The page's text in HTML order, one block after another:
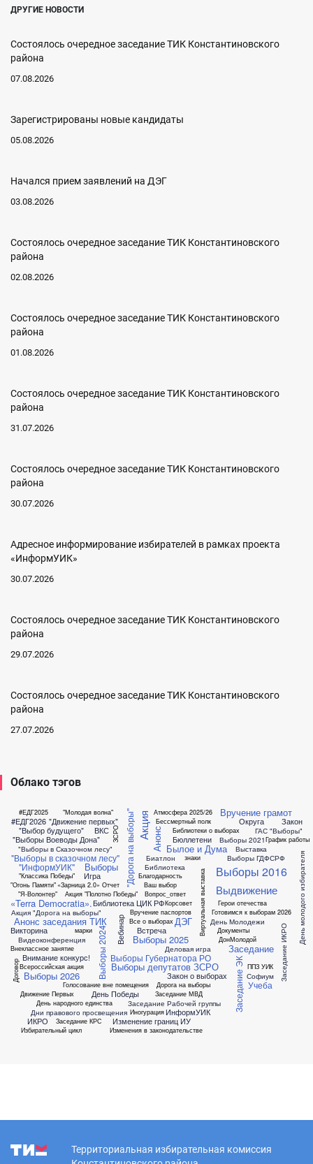
ДРУГИЕ НОВОСТИ
Состоялось очередное заседание ТИК Константиновского
района
07.08.2026
Зарегистрированы новые кандидаты
05.08.2026
Начался прием заявлений на ДЭГ
03.08.2026
Состоялось очередное заседание ТИК Константиновского
района
02.08.2026
Состоялось очередное заседание ТИК Константиновского
района
01.08.2026
Состоялось очередное заседание ТИК Константиновского
района
31.07.2026
Состоялось очередное заседание ТИК Константиновского
района
30.07.2026
Адресное информирование избирателей в рамках проекта
«ИнформУИК»
30.07.2026
Состоялось очередное заседание ТИК Константиновского
района
29.07.2026
Состоялось очередное заседание ТИК Константиновского
района
27.07.2026
Облако тэгов
#ЕДГ2025
#ЕДГ2026
"Выбор будущего"
"Выборы Воеводы Дона"
"Выборы в Сказочном лесу"
"Выборы в сказочном лесу"
"Движение первых" "Дорога на выборы"
"ИнформУИК"
"Классика Победы"
"Молодая волна"
"Огонь Памяти"
"Я-Волонтер"
«Terra Democratia».
«Зарница 2.0»
Акция
Акция "Дорога на выборы"
Акция "Полотно Победы"
Анонс
Анонс заседания ТИК
Атмосфера 2025/26
Бессмертный полк
Биатлон
Библиотека
Библиотека ЦИК РФ
Библиотеки о выборах
Благодарность
Былое и Дума
Бюллетени
ВКС
Ваш выбор
Вебинар
Видеоконференция
Викторина Виртуальная выставка
Внеклассное занятие
Внимание конкурс!
Вопрос_ответ
Вручение грамот
Вручение паспортов
Все о выборах
Всероссийская акция
Встреча
Выборы Выборы 2016
Выборы 2021
Выборы 2024 Выборы 2025
Выборы 2026
Выборы ГДФСРФ
Выборы Губернатора РО
Выборы депутатов ЗСРО
Выдвижение
Выставка
ГАС "Выборы"
Герои отечества
Голосование вне помещения
Готовимся к выборам 2026
График работы
ДЭГ
Движение Первых
Деловая игра
День Молодежи
День Победы
День молодого избирателя
День народного единства
Дни правового просвещения
Договор
Документы
ДонМолодой
Дорога на выборы
ЗСРО
Закон
Закон о выборах
Заседание Заседание ИКРО
Заседание КРС
Заседание МВД
Заседание Рабочей группы Заседание ЭК
ИКРО
Игра
Избирательный цикл
Изменение границ ИУ
Изменения в законодательстве
Иногурация ИнформУИК
Корсовет
Округа
Отчет
ППЗ УИК
Софиум
Учеба
знаки
марки
Территориальная избирательная комиссия